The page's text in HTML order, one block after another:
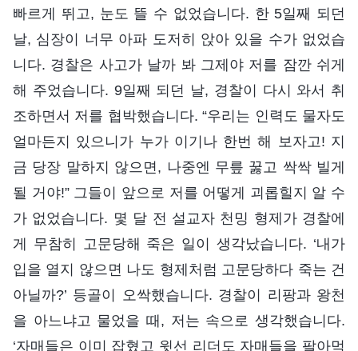
빠르게 뛰고, 눈도 뜰 수 없었습니다. 한 5일째 되던
날, 심장이 너무 아파 도저히 앉아 있을 수가 없었습
니다. 경찰은 사고가 날까 봐 그제야 저를 잠깐 쉬게
해 주었습니다. 9일째 되던 날, 경찰이 다시 와서 취
조하면서 저를 협박했습니다. “우리는 인력도 물자도
얼마든지 있으니가 누가 이기나 한번 해 보자고! 지
금 당장 말하지 않으면, 나중엔 무릎 꿇고 싹싹 빌게
될 거야!” 그들이 앞으로 저를 어떻게 괴롭힐지 알 수
가 없었습니다. 몇 달 전 설교자 천밍 형제가 경찰에
게 무참히 고문당해 죽은 일이 생각났습니다. ‘내가
입을 열지 않으면 나도 형제처럼 고문당하다 죽는 건
아닐까?’ 등골이 오싹했습니다. 경찰이 리팡과 왕천
을 아느냐고 물었을 때, 저는 속으로 생각했습니다.
‘자매들은 이미 잡혔고 윗선 리더도 자매들을 팔아먹